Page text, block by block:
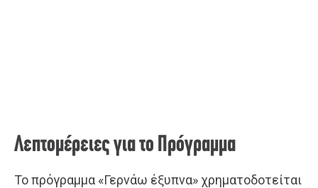
Λεπτομέρειες για το Πρόγραμμα
Το πρόγραμμα «Γερνάω έξυπνα» χρηματοδοτείται